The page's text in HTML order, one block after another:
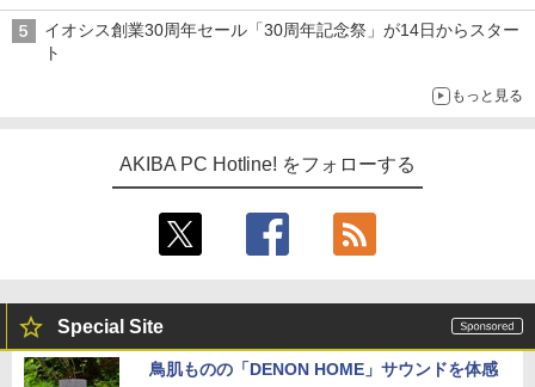
イオシス創業30周年セール「30周年記念祭」が14日からスター
ト
もっと見る
AKIBA PC Hotline! をフォローする
Special Site
鳥肌ものの「DENON HOME」サウンドを体感